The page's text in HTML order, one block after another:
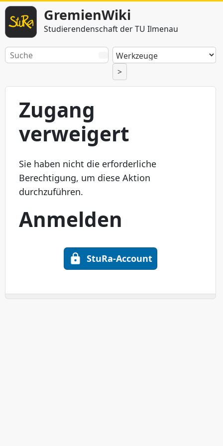
GremienWiki
Studierendenschaft der TU Ilmenau
>
Zugang
verweigert
Sie haben nicht die erforderliche
Berechtigung, um diese Aktion
durchzuführen.
Anmelden
StuRa-Account